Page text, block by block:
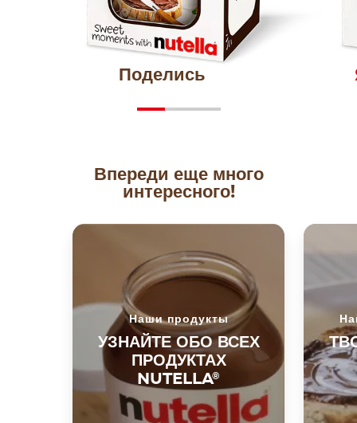
Поделись
Впереди еще много
интересного!
Наши продукты
УЗНАЙТЕ ОБО ВСЕХ
ПРОДУКТАХ
NUTELLA®